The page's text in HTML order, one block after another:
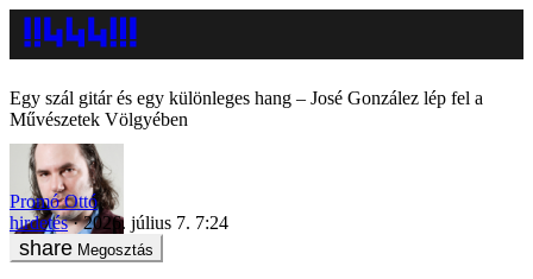
Egy szál gitár és egy különleges hang – José González lép fel a
Művészetek Völgyében
Promó Ottó
hirdetés
2026. július 7. 7:24
Megosztás